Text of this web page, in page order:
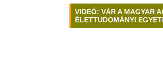
VIDEÓ: VÁR A MAGYAR
ÉLETTUDOMÁNYI